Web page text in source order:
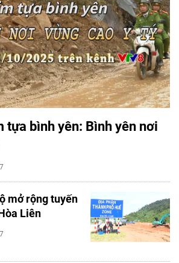
tựa bình yên: Bình yên nơi
mở rộng tuyến
Liên